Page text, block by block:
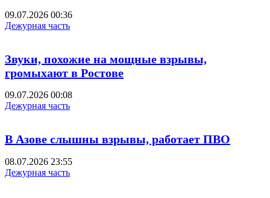
09.07.2026 00:36
Дежурная часть
Звуки, похожие на мощные взрывы,
громыхают в Ростове
09.07.2026 00:08
Дежурная часть
В Азове слышны взрывы, работает ПВО
08.07.2026 23:55
Дежурная часть